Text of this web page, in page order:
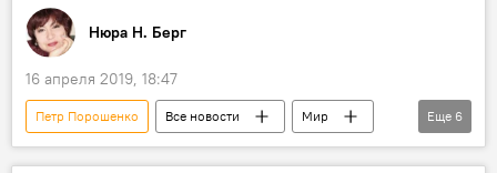
Нюра Н. Берг
16 апреля 2019, 18:47
Петр Порошенко Все новости
Мир
Аналитика
Колумнисты
Политика
Еще 6